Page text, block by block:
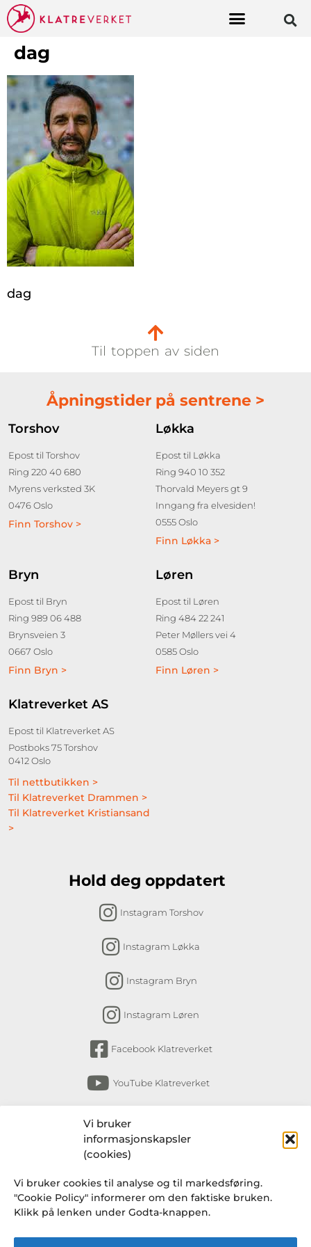
Vi bruker
informasjonskapsler
(cookies)
Vi bruker cookies til analyse og til markedsføring.
"Cookie Policy" informerer om den faktiske bruken.
Klikk på lenken under Godta-knappen.
dag
dag
Til toppen av siden
Åpningstider på sentrene >
Torshov
Epost til Torshov
Ring 220 40 680
Myrens verksted 3K
0476 Oslo
Finn Torshov >
Løkka
Epost til Løkka
Ring 940 10 352
Thorvald Meyers gt 9
Inngang fra elvesiden!
0555 Oslo
Finn Løkka >
Bryn
Epost til Bryn
Ring 989 06 488
Brynsveien 3
0667 Oslo
Finn Bryn >
Løren
Epost til Løren
Ring 484 22 241
Peter Møllers vei 4
0585 Oslo
Finn Løren >
Klatreverket AS
Epost til Klatreverket AS
Postboks 75 Torshov
0412 Oslo
Til nettbutikken >
Til Klatreverket Drammen >
Til Klatreverket Kristiansand
>
Hold deg oppdatert
Instagram Torshov
Instagram Løkka
Instagram Bryn
Instagram Løren
Facebook Klatreverket
YouTube Klatreverket
Abonner på nyhetsbrev
Få nyheter fra Klatreverket Torshov, Bryn,
endringer i rutiner og en gang i blant et
knakende godt tilbud fra Klatresjappa.